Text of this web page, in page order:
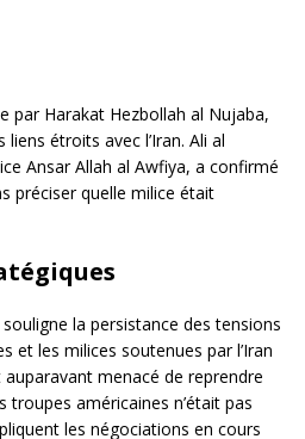
par Harakat Hezbollah al Nujaba,
étroits avec l’Iran. Ali al
Ansar Allah al Awfiya, a confirmé
préciser quelle milice était
la persistance des tensions
et les milices soutenues par l’Iran
menacé de reprendre
américaines n’était pas
les négociations en cours